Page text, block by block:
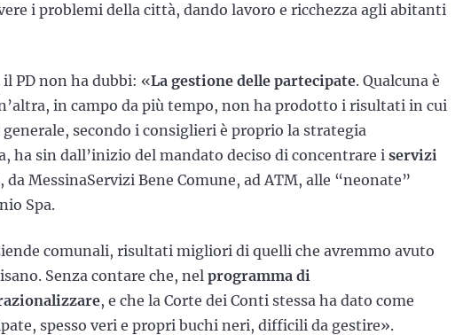
i problemi della città, dando lavoro e ricchezza agli abitanti
PD non ha dubbi: «La gestione delle partecipate. Qualcuna è
in campo da più tempo, non ha prodotto i risultati in cui
secondo i consiglieri è proprio la strategia
ha sin dall’inizio del mandato deciso di concentrare i servizi
MessinaServizi Bene Comune, ad ATM, alle “neonate”
Spa.
comunali, risultati migliori di quelli che avremmo avuto
Senza contare che, nel programma di
, e che la Corte dei Conti stessa ha dato come
spesso veri e propri buchi neri, difficili da gestire».